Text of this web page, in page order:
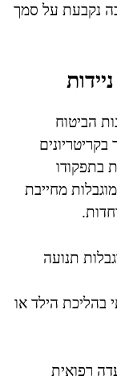
נקבעת על סמך
הביטוח
בקריטריונים
בתפקודו
מחייבת
תנועה
בהליכת הילד או
רפואית